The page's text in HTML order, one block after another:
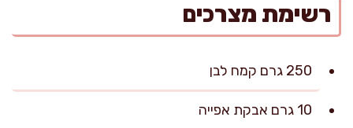
רשימת מצרכים
250 גרם קמח לבן
10 גרם אבקת אפייה